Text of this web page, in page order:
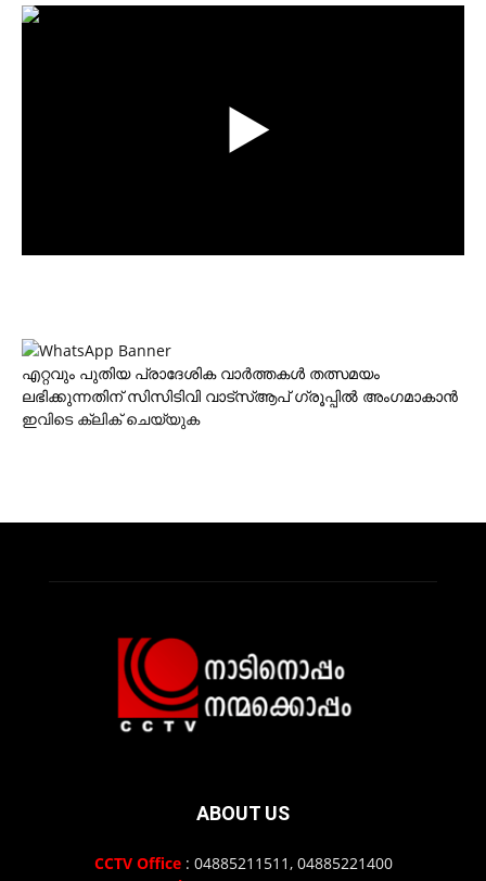
എറ്റവും പുതിയ പ്രാദേശിക വാര്‍ത്തകള്‍ തത്സമയം
ലഭിക്കുന്നതിന് സിസിടിവി വാട്‌സ്ആപ് ഗ്രൂപ്പില്‍ അംഗമാകാന്‍
ഇവിടെ ക്ലിക് ചെയ്യുക
ABOUT US
CCTV Office: 04885211511, 04885221400